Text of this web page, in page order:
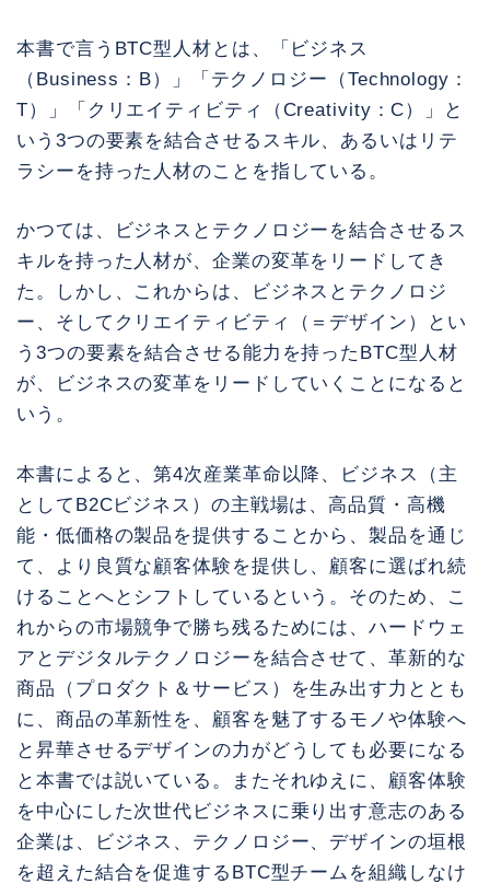
本書で言うBTC型人材とは、「ビジネス
（Business：B）」「テクノロジー（Technology：
T）」「クリエイティビティ（Creativity：C）」と
いう3つの要素を結合させるスキル、あるいはリテ
ラシーを持った人材のことを指している。
かつては、ビジネスとテクノロジーを結合させるス
キルを持った人材が、企業の変革をリードしてき
た。しかし、これからは、ビジネスとテクノロジ
ー、そしてクリエイティビティ（＝デザイン）とい
う3つの要素を結合させる能力を持ったBTC型人材
が、ビジネスの変革をリードしていくことになると
いう。
本書によると、第4次産業革命以降、ビジネス（主
としてB2Cビジネス）の主戦場は、高品質・高機
能・低価格の製品を提供することから、製品を通じ
て、より良質な顧客体験を提供し、顧客に選ばれ続
けることへとシフトしているという。そのため、こ
れからの市場競争で勝ち残るためには、ハードウェ
アとデジタルテクノロジーを結合させて、革新的な
商品（プロダクト＆サービス）を生み出す力ととも
に、商品の革新性を、顧客を魅了するモノや体験へ
と昇華させるデザインの力がどうしても必要になる
と本書では説いている。またそれゆえに、顧客体験
を中心にした次世代ビジネスに乗り出す意志のある
企業は、ビジネス、テクノロジー、デザインの垣根
を超えた結合を促進するBTC型チームを組織しなけ